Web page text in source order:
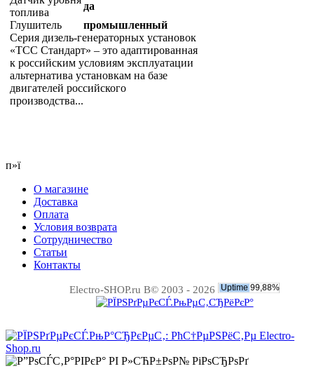
топлива
да
Глушитель
промышленный
Серия дизель-генераторных установок
«ТСС Стандарт» – это адаптированная
к российским условиям эксплуатации
альтернатива установкам на базе
двигателей российского
производства...
п»ї
О магазине
Доставка
Оплата
Условия возврата
Сотрудничество
Статьи
Контакты
Electro-SHOP.ru В© 2003 - 2026